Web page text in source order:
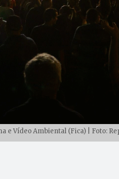
e Vídeo Ambiental (Fica) | Foto: